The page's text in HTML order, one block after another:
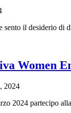
sento il desiderio di
Women
2024
2024 partecipo